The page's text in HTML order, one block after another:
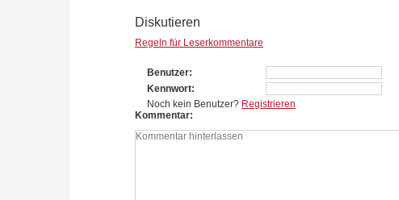
Diskutieren
Regeln für Leserkommentare
Benutzer
Kennwort
Noch kein Benutzer? Registrieren
Kommentar